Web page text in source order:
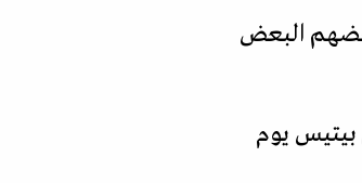
بعضهم البعض
برشلونة مع ريال بيتيس يوم